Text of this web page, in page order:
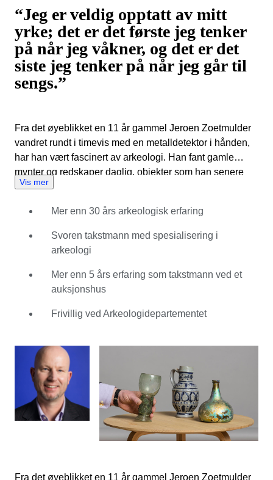
“Jeg er veldig opptatt av mitt
yrke; det er det første jeg tenker
på når jeg våkner, og det er det
siste jeg tenker på når jeg går til
sengs.”
Fra det øyeblikket en 11 år gammel Jeroen Zoetmulder
vandret rundt i timevis med en metalldetektor i hånden,
har han vært fascinert av arkeologi. Han fant gamle
mynter og redskaper daglig, objekter som han senere
ville vite alt om. Med denne nysgjerrigheten kom han
dele sine kunnskaper med ham. For en karriere i
arkeologi, hadde Jeroen Zoetmulder en veldig sterk
forretningssans . Det er derfor han ble spesialisert som
kunnskap ved å arbeide for ulike messer,
antikvitetsbutikker og auksjonshus. Jeroen Zoetmulder
varierte auksjoner. Med sine varierte oppføringer,
objekter. Han liker også å innlemme trender, som tilbyr
kjøpere og selgere utrolige internasjonale muligheter.
Det, sier han, er den reelle makten i Catawiki. Jeroen
Zoetmulder er veldig stolt når flere og flere unike og
eksklusive gjenstander blir tilbudt på auksjon. Han får
den største adrenalinkicket når et elsket objekt selges til
en ny samler, som vil nyte det like mye som sin tidligere
Vis mer
Mer enn 30 års arkeologisk erfaring
Svoren takstmann med spesialisering i
arkeologi
Mer enn 5 års erfaring som takstmann ved et
auksjonshus
Frivillig ved Arkeologidepartementet
Fra det øyeblikket en 11 år gammel Jeroen Zoetmulder